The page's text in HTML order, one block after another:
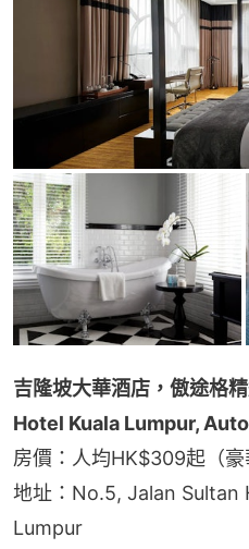
吉隆坡大華酒店，傲途格
Hotel Kuala Lumpur,
房價：人均HK$309起（豪
地址：No.5, Jalan Sultan
Lumpur